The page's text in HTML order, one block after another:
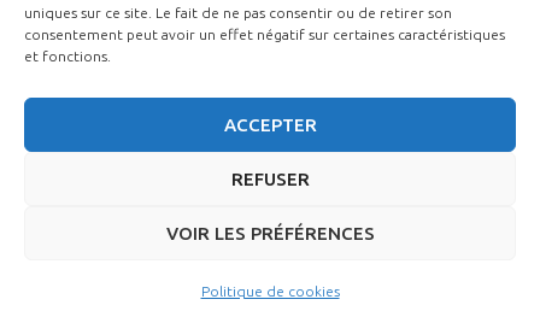
uniques sur ce site. Le fait de ne pas consentir ou de retirer son
consentement peut avoir un effet négatif sur certaines caractéristiques
et fonctions.
ACCEPTER
REFUSER
VOIR LES PRÉFÉRENCES
Politique de cookies
Politique cookies|Politique de confidentialité